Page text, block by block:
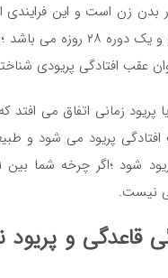
بدن زن است و این
عقب افتادگی پریودی
یا پریود زمانی اتفاق می
پریود می شود و
شما بین ۲۱ تا ۳۵ روز تغییر کند،
نیست.
قاعدگی و